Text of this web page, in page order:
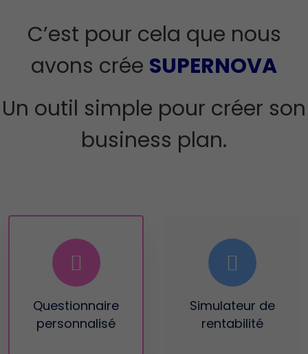
C’est pour cela que nous
avons crée SUPERNOVA
Un outil simple pour créer son
business plan.
Questionnaire
personnalisé
Simulateur de
rentabilité